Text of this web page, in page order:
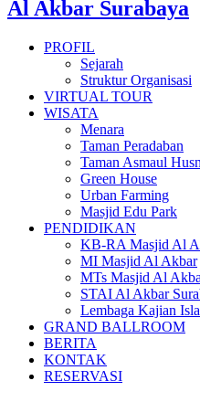
Al Akbar Surabaya
PROFIL
Sejarah
Struktur Organisasi
VIRTUAL TOUR
WISATA
Menara
Taman Peradaban
Taman Asmaul
Green House
Urban Farming
Masjid Edu Park
PENDIDIKAN
KB-RA Masjid Al
MI Masjid Al Akbar
MTs Masjid Al
STAI Al Akbar
Lembaga Kajian
GRAND BALLROOM
BERITA
KONTAK
RESERVASI